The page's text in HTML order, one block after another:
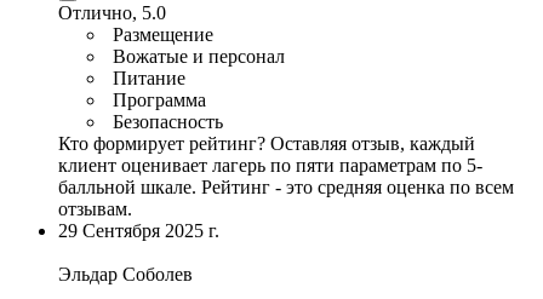
Отлично, 5.0
Размещение
Вожатые и персонал
Питание
Программа
Безопасность
Кто формирует рейтинг? Оставляя отзыв, каждый
клиент оценивает лагерь по пяти параметрам по 5-
балльной шкале. Рейтинг - это средняя оценка по всем
отзывам.
29 Сентября 2025 г.
Эльдар Соболев